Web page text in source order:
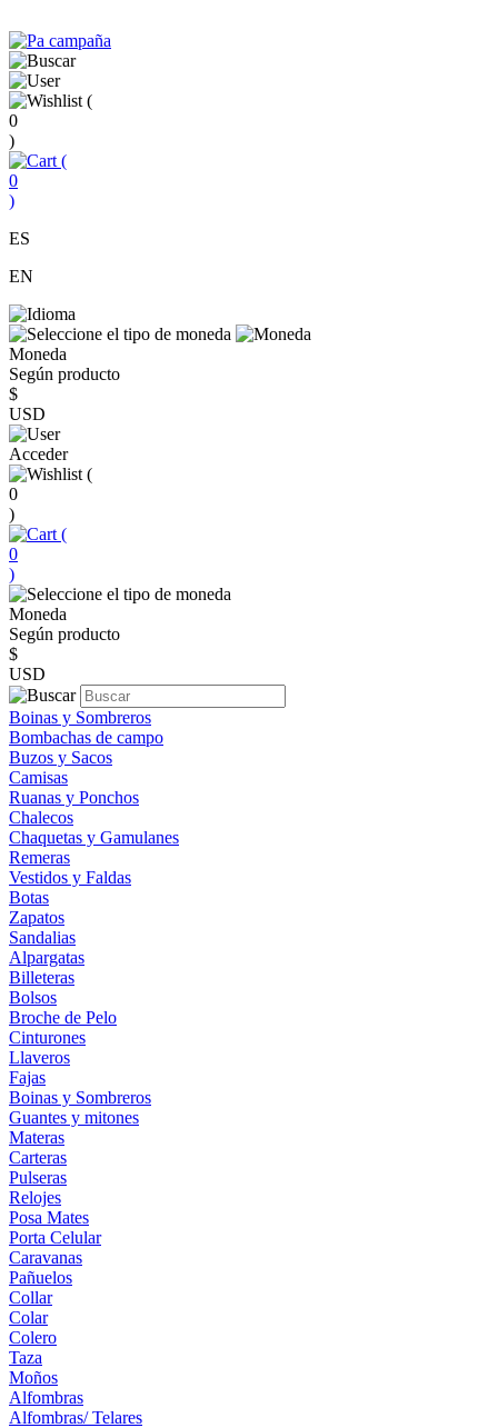
(
0
)
(
0
)
ES
EN
Moneda
Según producto
$
USD
Acceder
(
0
)
(
0
)
Moneda
Según producto
$
USD
Boinas y Sombreros
Bombachas de campo
Buzos y Sacos
Camisas
Ruanas y Ponchos
Chalecos
Chaquetas y Gamulanes
Remeras
Vestidos y Faldas
Botas
Zapatos
Sandalias
Alpargatas
Billeteras
Bolsos
Broche de Pelo
Cinturones
Llaveros
Fajas
Boinas y Sombreros
Guantes y mitones
Materas
Carteras
Pulseras
Relojes
Posa Mates
Porta Celular
Caravanas
Pañuelos
Collar
Colar
Colero
Taza
Moños
Alfombras
Alfombras/ Telares